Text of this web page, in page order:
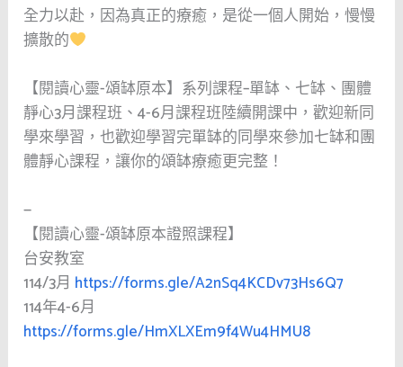
全力以赴，因為真正的療癒，是從一個人開始，慢慢
擴散的
【閱讀心靈-頌缽原本】系列課程–單缽、七缽、團體
靜心3月課程班、4-6月課程班陸續開課中，歡迎新同
學來學習，也歡迎學習完單缽的同學來參加七缽和團
體靜心課程，讓你的頌缽療癒更完整！
—
【閱讀心靈-頌缽原本證照課程】
台安教室
114/3月 https://forms.gle/A2nSq4KCDv73Hs6Q7
114年4-6月
https://forms.gle/HmXLXEm9f4Wu4HMU8